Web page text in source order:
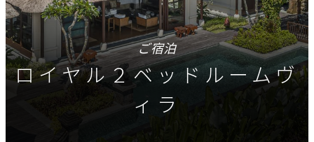
ご宿泊
ロイヤル２ベッドルームヴ
ィラ